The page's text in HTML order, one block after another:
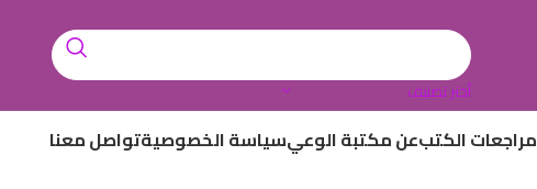
أختر تصنيف
مراجعات الكتبعن مكتبة الوعيسياسة الخصوصيةتواصل معنا